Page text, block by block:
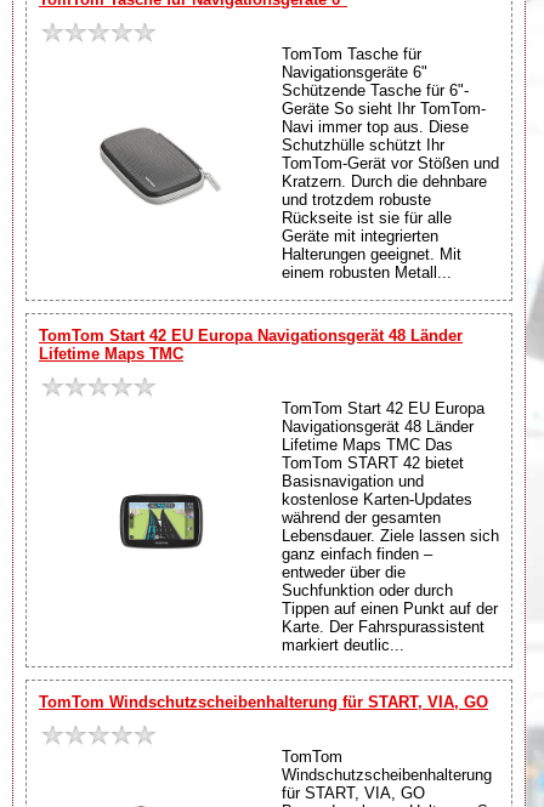
TomTom Tasche für
Navigationsgeräte 6"
Schützende Tasche für 6"-
Geräte So sieht Ihr TomTom-
Navi immer top aus. Diese
Schutzhülle schützt Ihr
TomTom-Gerät vor Stößen und
Kratzern. Durch die dehnbare
und trotzdem robuste
Rückseite ist sie für alle
Geräte mit integrierten
Halterungen geeignet. Mit
einem robusten Metall...
TomTom Start 42 EU Europa Navigationsgerät 48 Länder
Lifetime Maps TMC
TomTom Start 42 EU Europa
Navigationsgerät 48 Länder
Lifetime Maps TMC Das
TomTom START 42 bietet
Basisnavigation und
kostenlose Karten-Updates
während der gesamten
Lebensdauer. Ziele lassen sich
ganz einfach finden –
entweder über die
Suchfunktion oder durch
Tippen auf einen Punkt auf der
Karte. Der Fahrspurassistent
markiert deutlic...
TomTom Windschutzscheibenhalterung für START, VIA, GO
TomTom
Windschutzscheibenhalterung
für START, VIA, GO